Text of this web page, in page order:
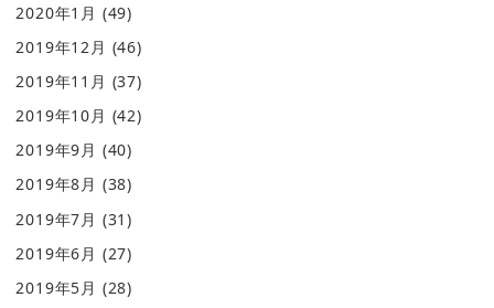
2020年1月 (49)
2019年12月 (46)
2019年11月 (37)
2019年10月 (42)
2019年9月 (40)
2019年8月 (38)
2019年7月 (31)
2019年6月 (27)
2019年5月 (28)